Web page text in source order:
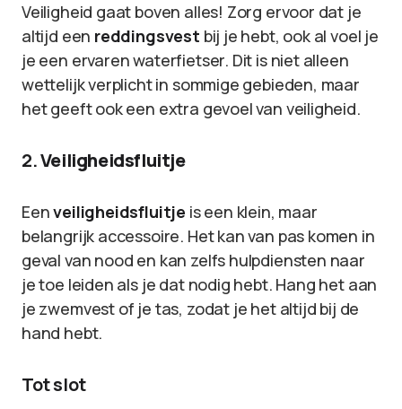
Veiligheid gaat boven alles! Zorg ervoor dat je
altijd een reddingsvest bij je hebt, ook al voel je
je een ervaren waterfietser. Dit is niet alleen
wettelijk verplicht in sommige gebieden, maar
het geeft ook een extra gevoel van veiligheid.
2.Veiligheidsfluitje
Eenveiligheidsfluitje is een klein, maar
belangrijk accessoire. Het kan van pas komen in
geval van nood en kan zelfs hulpdiensten naar
je toe leiden als je dat nodig hebt. Hang het aan
je zwemvest of je tas, zodat je het altijd bij de
hand hebt.
Tot slot